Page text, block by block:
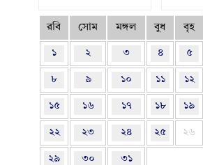
রবি সোম মঙ্গল বুধ বৃহ
১ ২ ৩ ৪ ৫
৮ ৯ ১০ ১১ ১২
১৫ ১৬ ১৭ ১৮ ১৯
২২ ২৩ ২৪ ২৫ ২৬
২৯ ৩০ ৩১